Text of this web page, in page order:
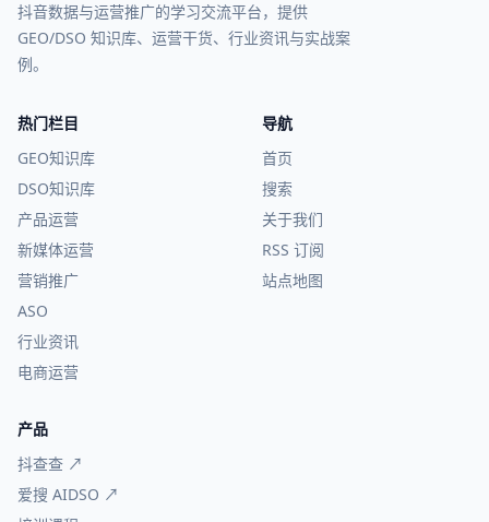
抖音数据与运营推广的学习交流平台，提供
GEO/DSO 知识库、运营干货、行业资讯与实战案
例。
热门栏目
GEO知识库
DSO知识库
产品运营
新媒体运营
营销推广
ASO
行业资讯
电商运营
导航
首页
搜索
关于我们
RSS 订阅
站点地图
产品
抖查查 ↗
爱搜 AIDSO ↗